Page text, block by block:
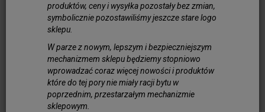
produktów, ceny i wysyłka pozostały bez zmian,
symbolicznie pozostawiliśmy jeszcze stare logo
sklepu.
W parze z nowym, lepszym i bezpieczniejszym
mechanizmem sklepu będziemy stopniowo
wprowadzać coraz więcej nowości i produktów
które do tej pory nie miały racji bytu w
poprzednim, przestarzałym mechanizmie
sklepowym.
kamieni szlachetnych na świecie – i nie bez
powodu. Jego intensywny, głęboki kolor –
odcieniach różu, zieleni czy żółci – od
wieków budzi podziw i symbolizuje
mądrość, wierność oraz prawdę. Szafir
kamień należy do rodziny korundów i
ustępuje twardością jedynie diamentowi,